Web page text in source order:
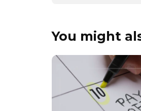
You might